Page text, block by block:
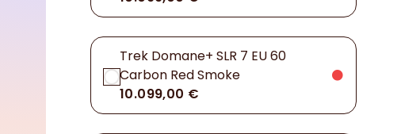
Trek Domane+ SLR 7 EU 60
Carbon Red Smoke
10.099,00 €